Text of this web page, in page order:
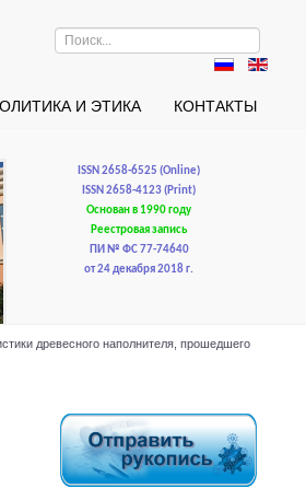
Искать...
И ЭТИКА КОНТАКТЫ
ISSN 2658-6525 (Online)
ISSN 2658-4123 (Print)
Основан в 1990 году
Реестровая запись
ПИ № ФС 77-74640
от 24 декабря 2018 г.
древесного наполнителя, прошедшего